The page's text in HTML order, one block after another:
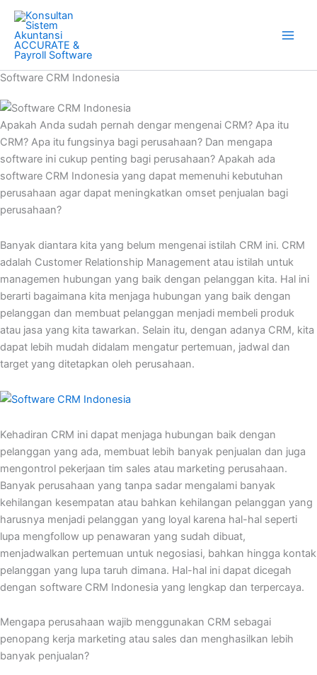
Skip
content
Software CRM Indonesia
Apakah Anda sudah pernah dengar mengenai CRM? Apa itu
CRM? Apa itu fungsinya bagi perusahaan? Dan mengapa
software ini cukup penting bagi perusahaan? Apakah ada
software CRM Indonesia yang dapat memenuhi kebutuhan
perusahaan agar dapat meningkatkan omset penjualan bagi
perusahaan?
Banyak diantara kita yang belum mengenai istilah CRM ini. CRM
adalah Customer Relationship Management atau istilah untuk
managemen hubungan yang baik dengan pelanggan kita. Hal ini
berarti bagaimana kita menjaga hubungan yang baik dengan
pelanggan dan membuat pelanggan menjadi membeli produk
atau jasa yang kita tawarkan. Selain itu, dengan adanya CRM, kita
dapat lebih mudah didalam mengatur pertemuan, jadwal dan
target yang ditetapkan oleh perusahaan.
Kehadiran CRM ini dapat menjaga hubungan baik dengan
pelanggan yang ada, membuat lebih banyak penjualan dan juga
mengontrol pekerjaan tim sales atau marketing perusahaan.
Banyak perusahaan yang tanpa sadar mengalami banyak
kehilangan kesempatan atau bahkan kehilangan pelanggan yang
harusnya menjadi pelanggan yang loyal karena hal-hal seperti
lupa mengfollow up penawaran yang sudah dibuat,
menjadwalkan pertemuan untuk negosiasi, bahkan hingga kontak
pelanggan yang lupa taruh dimana. Hal-hal ini dapat dicegah
dengan software CRM Indonesia yang lengkap dan terpercaya.
Mengapa perusahaan wajib menggunakan CRM sebagai
penopang kerja marketing atau sales dan menghasilkan lebih
banyak penjualan?